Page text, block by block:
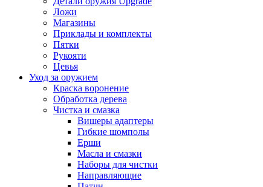
Ложи
Магазины
Приклады и комплекты
Пятки
Рукояти
Цевья
Уход за оружием
Краска воронение
Обработка дерева
Чистка и смазка
Вишеры адаптеры
Гибкие шомполы
Ерши
Масла и смазки
Наборы для чистки
Направляющие